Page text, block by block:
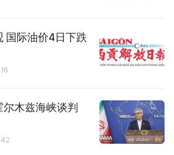
国际油价4日下跌
木兹海峡谈判